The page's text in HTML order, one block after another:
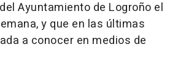
Ayuntamiento de Logroño el
y que en las últimas
a conocer en medios de